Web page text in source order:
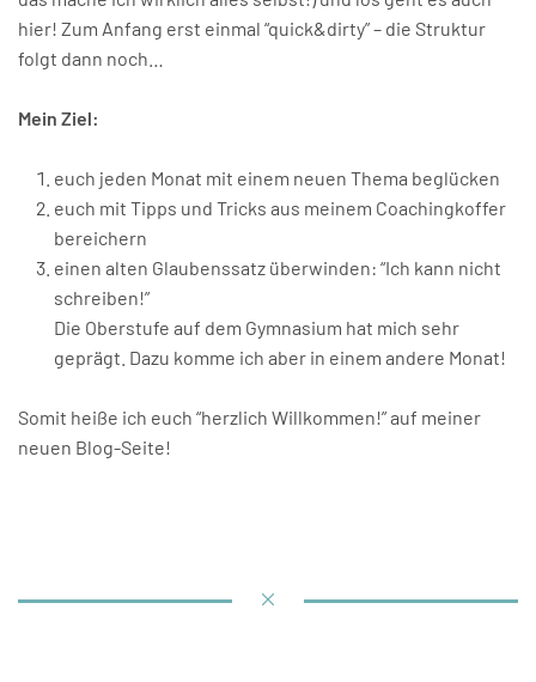
hier! Zum Anfang erst einmal “quick&dirty” – die Struktur
folgt dann noch…
Mein Ziel:
euch jeden Monat mit einem neuen Thema beglücken
euch mit Tipps und Tricks aus meinem Coachingkoffer
bereichern
einen alten Glaubenssatz überwinden: “Ich kann nicht
schreiben!”
Die Oberstufe auf dem Gymnasium hat mich sehr
geprägt. Dazu komme ich aber in einem andere Monat!
Somit heiße ich euch “herzlich Willkommen!” auf meiner
neuen Blog-Seite!